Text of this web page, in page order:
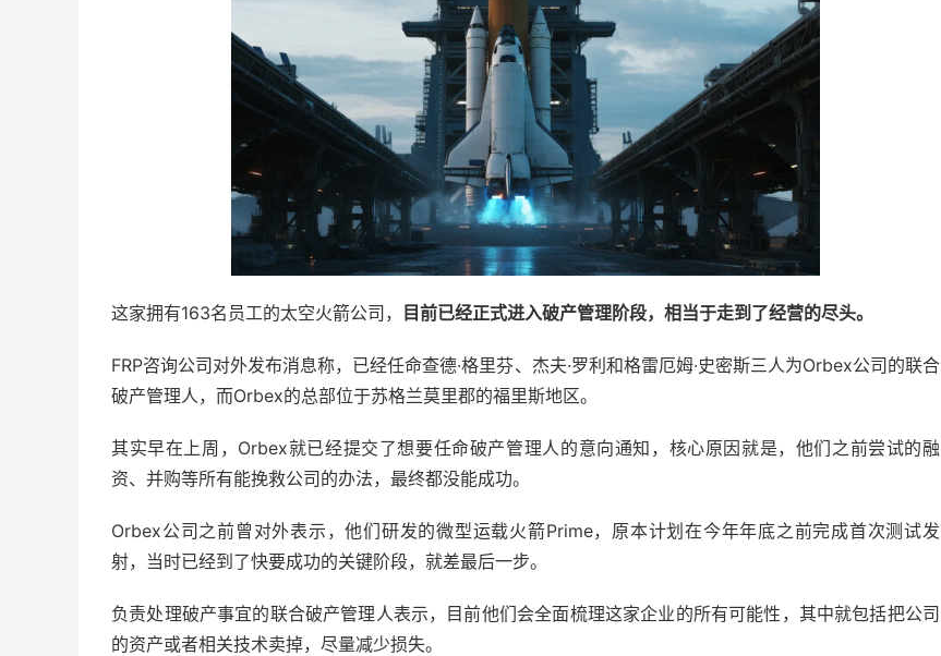
这家拥有163名员工的太空火箭公司， 目前已经正式进入破产管理阶段，相当于走到了经营的尽头。
FRP咨询公司对外发布消息称，已经任命查德·格里芬、杰夫·罗利和格雷厄姆·史密斯三人为Orbex公司的联合
破产管理人，而Orbex的总部位于苏格兰莫里郡的福里斯地区。
其实早在上周，Orbex就已经提交了想要任命破产管理人的意向通知，核心原因就是，他们之前尝试的融
资、并购等所有能挽救公司的办法，最终都没能成功。
Orbex公司之前曾对外表示，他们研发的微型运载火箭Prime，原本计划在今年年底之前完成首次测试发
射，当时已经到了快要成功的关键阶段，就差最后一步。
负责处理破产事宜的联合破产管理人表示，目前他们会全面梳理这家企业的所有可能性，其中就包括把公司
的资产或者相关技术卖掉，尽量减少损失。